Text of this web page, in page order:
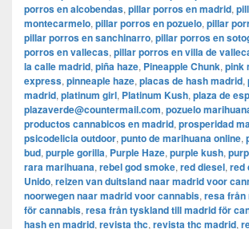
porros en alcobendas, pillar porros en madrid,
montecarmelo, pillar porros en pozuelo, pillar
pillar porros en sanchinarro, pillar porros en
porros en vallecas, pillar porros en villa de
la calle madrid, piña haze, Pineapple Chunk, pink
express, pinneaple haze, placas de hash madrid,
madrid, platinum girl, Platinum Kush, plaza de
plazaverde@countermail.com, pozuelo
productos cannabicos en madrid, prosperidad
psicodelicia outdoor, punto de marihuana online,
bud, purple gorilla, Purple Haze, purple kush,
rara marihuana, rebel god smoke, red diesel, red
Unido, reizen van duitsland naar madrid voor
noorwegen naar madrid voor cannabis, resa från
för cannabis, resa från tyskland till madrid för
hash en madrid, revista thc, revista thc madrid,